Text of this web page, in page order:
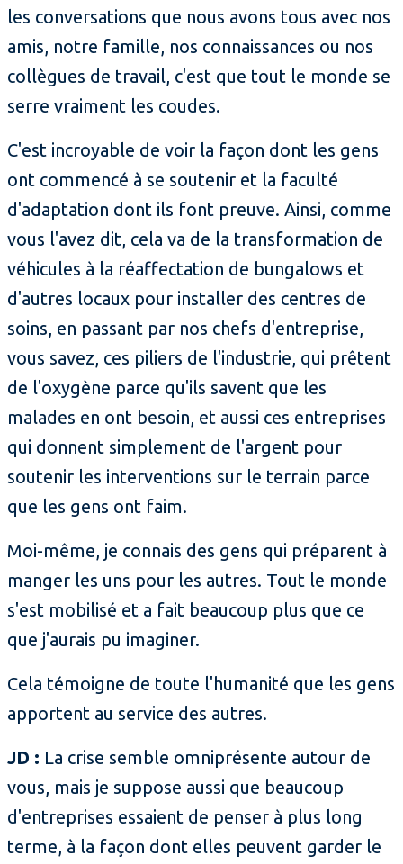
les conversations que nous avons tous avec nos
amis, notre famille, nos connaissances ou nos
collègues de travail, c'est que tout le monde se
serre vraiment les coudes.
C'est incroyable de voir la façon dont les gens
ont commencé à se soutenir et la faculté
d'adaptation dont ils font preuve. Ainsi, comme
vous l'avez dit, cela va de la transformation de
véhicules à la réaffectation de bungalows et
d'autres locaux pour installer des centres de
soins, en passant par nos chefs d'entreprise,
vous savez, ces piliers de l'industrie, qui prêtent
de l'oxygène parce qu'ils savent que les
malades en ont besoin, et aussi ces entreprises
qui donnent simplement de l'argent pour
soutenir les interventions sur le terrain parce
que les gens ont faim.
Moi-même, je connais des gens qui préparent à
manger les uns pour les autres. Tout le monde
s'est mobilisé et a fait beaucoup plus que ce
que j'aurais pu imaginer.
Cela témoigne de toute l'humanité que les gens
apportent au service des autres.
JD : La crise semble omniprésente autour de
vous, mais je suppose aussi que beaucoup
d'entreprises essaient de penser à plus long
terme, à la façon dont elles peuvent garder le